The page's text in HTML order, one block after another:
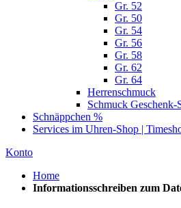
Gr. 52
Gr. 50
Gr. 54
Gr. 56
Gr. 58
Gr. 62
Gr. 64
Herrenschmuck
Schmuck Geschenk-
Schnäppchen %
Services im Uhren-Shop |
Konto
Home
Informationsschreiben zum